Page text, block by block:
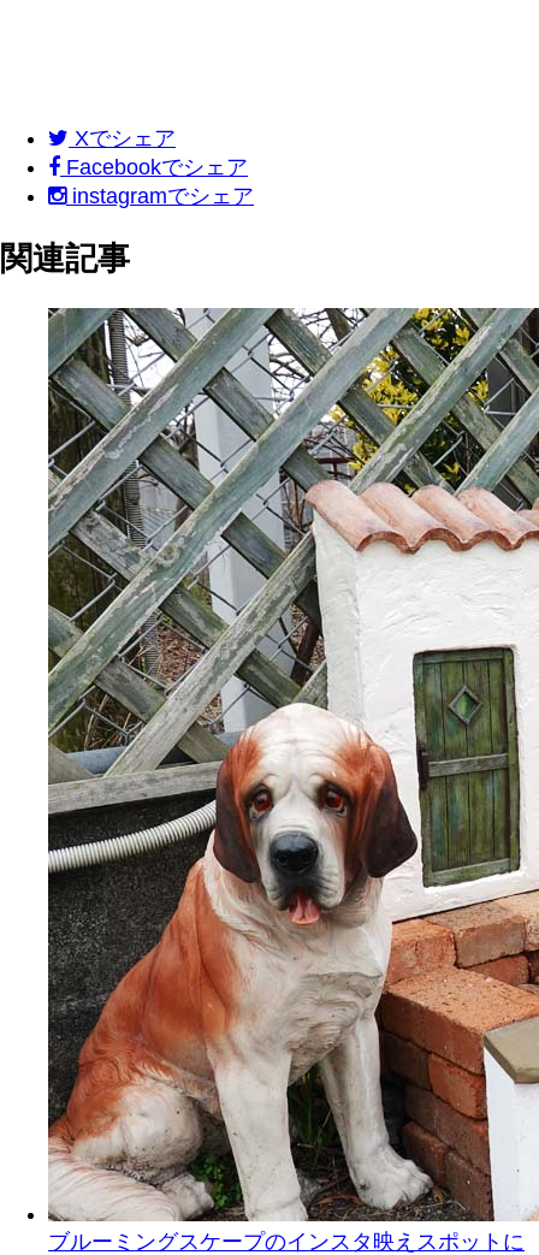
Xでシェア
Facebookでシェア
instagramでシェア
関連記事
ブルーミングスケープのインスタ映えスポットに